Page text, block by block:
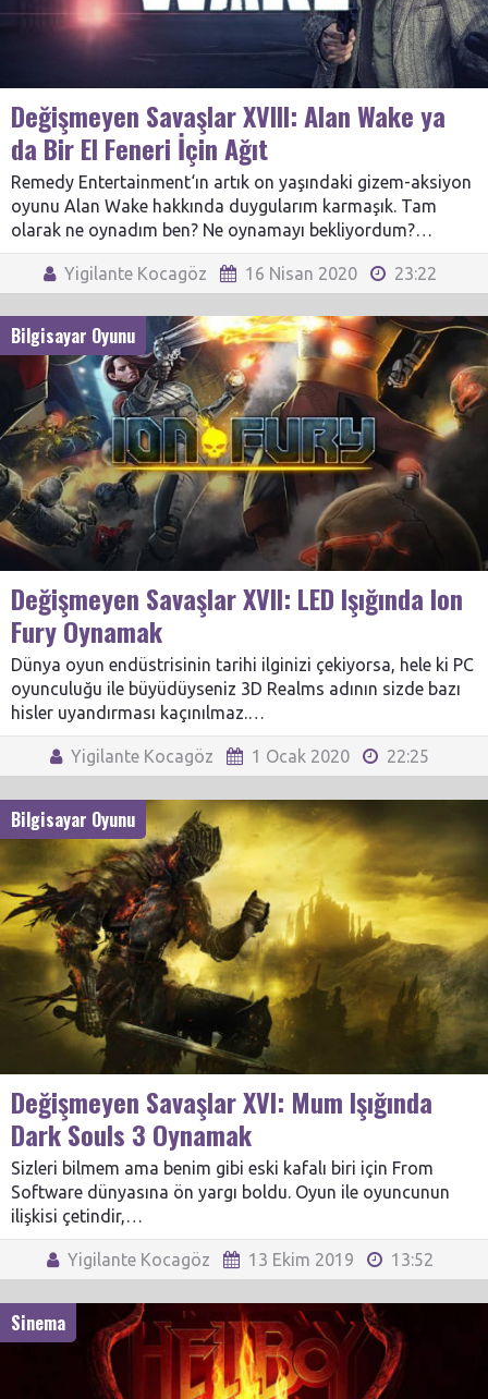
Değişmeyen Savaşlar XVIII: Alan Wake ya
da Bir El Feneri İçin Ağıt
Remedy Entertainment‘ın artık on yaşındaki gizem-aksiyon
oyunu Alan Wake hakkında duygularım karmaşık. Tam
olarak ne oynadım ben? Ne oynamayı bekliyordum?…
Yigilante Kocagöz 16 Nisan 2020 23:22
Bilgisayar Oyunu
Değişmeyen Savaşlar XVII: LED Işığında Ion
Fury Oynamak
Dünya oyun endüstrisinin tarihi ilginizi çekiyorsa, hele ki PC
oyunculuğu ile büyüdüyseniz 3D Realms adının sizde bazı
hisler uyandırması kaçınılmaz.…
Yigilante Kocagöz 1 Ocak 2020 22:25
Bilgisayar Oyunu
Değişmeyen Savaşlar XVI: Mum Işığında
Dark Souls 3 Oynamak
Sizleri bilmem ama benim gibi eski kafalı biri için From
Software dünyasına ön yargı boldu. Oyun ile oyuncunun
ilişkisi çetindir,…
Yigilante Kocagöz 13 Ekim 2019 13:52
Sinema